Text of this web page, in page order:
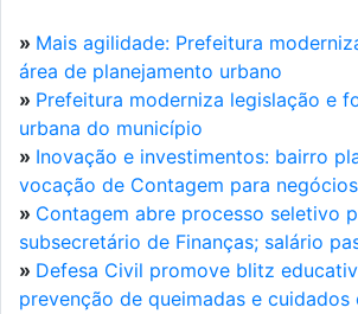
» Mais agilidade: Prefeitura
área de planejamento urbano
» Prefeitura moderniza legislação e
urbana do município
» Inovação e investimentos: bairro
vocação de Contagem para negócios
» Contagem abre processo seletivo
subsecretário de Finanças; salário
» Defesa Civil promove blitz
prevenção de queimadas e cuidados